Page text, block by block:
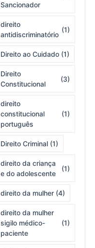
Sancionador
direito
antidiscriminatório
(1)
Direito ao Cuidado (1)
Direito
Constitucional
(3)
direito
constitucional
português
(1)
Direito Criminal (1)
direito da criança
e do adolescente
(1)
direito da mulher (4)
direito da mulher
sigilo médico-
paciente
(1)